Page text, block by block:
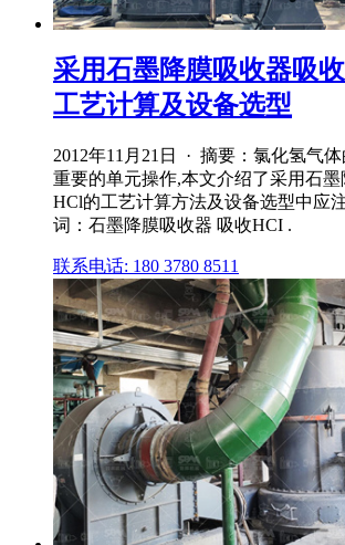
采用石墨降膜吸收器吸
工艺计算及设备选型
2012年11月21日 · 摘要：氯化氢气
重要的单元操作,本文介绍了采用石
HCl的工艺计算方法及设备选型中应
词：石墨降膜吸收器 吸收HCI .
联系电话: 180 3780 8511